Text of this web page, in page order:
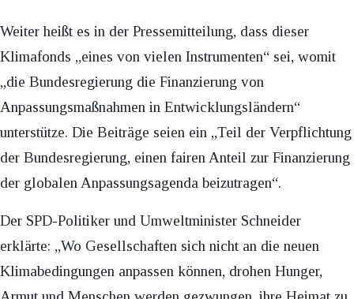
Weiter heißt es in der Pressemitteilung, dass dieser
Klimafonds „eines von vielen Instrumenten“ sei, womit
„die Bundesregierung die Finanzierung von
Anpassungsmaßnahmen in Entwicklungsländern“
unterstütze. Die Beiträge seien ein „Teil der Verpflichtung
der Bundesregierung, einen fairen Anteil zur Finanzierung
der globalen Anpassungsagenda beizutragen“.
Der SPD-Politiker und Umweltminister Schneider
erklärte: „Wo Gesellschaften sich nicht an die neuen
Klimabedingungen anpassen können, drohen Hunger,